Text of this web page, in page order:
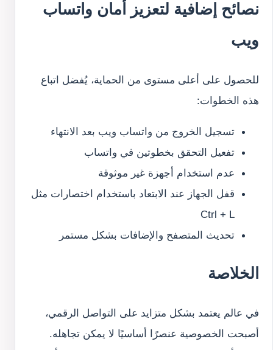
نصائح إضافية لتعزيز أمان واتساب
ويب
للحصول على أعلى مستوى من الحماية، يُفضل اتباع
هذه الخطوات:
تسجيل الخروج من واتساب ويب بعد الانتهاء
تفعيل التحقق بخطوتين في واتساب
عدم استخدام أجهزة غير موثوقة
قفل الجهاز عند الابتعاد باستخدام اختصارات مثل
Ctrl + L
تحديث المتصفح والإضافات بشكل مستمر
الخلاصة
في عالم يعتمد بشكل متزايد على التواصل الرقمي،
أصبحت الخصوصية عنصرًا أساسيًا لا يمكن تجاهله.